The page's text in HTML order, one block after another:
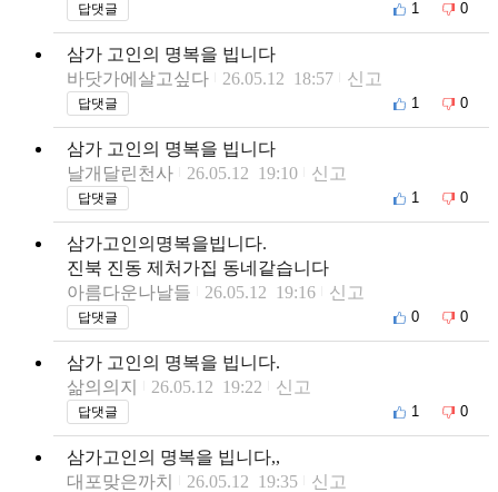
답댓글 1 0
삼가 고인의 명복을 빕니다
바닷가에살고싶다
26.05.12 18:57 신고
답댓글 1 0
삼가 고인의 명복을 빕니다
날개달린천사
26.05.12 19:10 신고
답댓글 1 0
삼가고인의명복을빕니다.
진북 진동 제처가집 동네같습니다
아름다운나날들
26.05.12 19:16 신고
답댓글 0 0
삼가 고인의 명복을 빕니다.
삶의의지
26.05.12 19:22 신고
답댓글 1 0
삼가고인의 명복을 빕니다,,
대포맞은까치
26.05.12 19:35 신고